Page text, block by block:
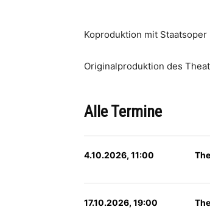
Koproduktion mit
Originalproduktion des
Alle Termine
4.10.2026, 11:00
17.10.2026, 19:00